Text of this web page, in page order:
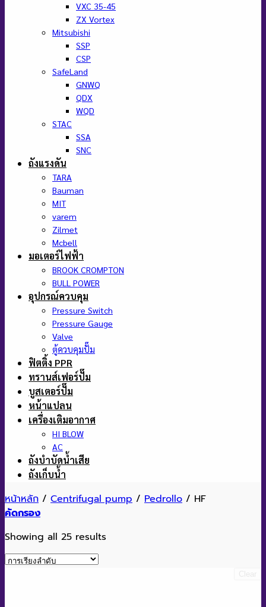
VXC 35-45
ZX Vortex
Mitsubishi
SSP
CSP
SafeLand
GNWQ
QDX
WQD
STAC
SSA
SNC
ถังแรงดัน
TARA
Bauman
MIT
varem
Zilmet
Mcbell
มอเตอร์ไฟฟ้า
BROOK CROMPTON
BULL POWER
อุปกรณ์ควบคุม
Pressure Switch
Pressure Gauge
Valve
ตู้ควบคุมปั๊ม
ฟิตติ้ง PPR
ทรานส์เฟอร์ปั๊ม
บูสเตอร์ปั๊ม
หน้าแปลน
เครื่องเติมอากาศ
HI BLOW
AC
ถังบำบัดน้ำเสีย
ถังเก็บน้ำ
หน้าหลัก / Centrifugal pump / Pedrollo / HF
คัดกรอง
Showing all 25 results